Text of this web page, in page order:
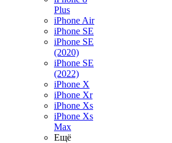
Plus
iPhone Air
iPhone SE
iPhone SE
(2020)
iPhone SE
(2022)
iPhone X
iPhone Xr
iPhone Xs
iPhone Xs
Max
Ещё